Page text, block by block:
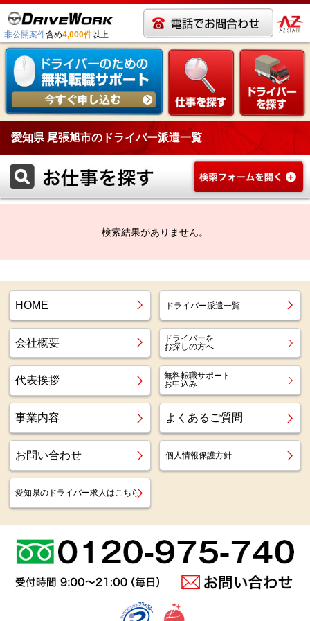
非公開案件含め4,000件以上
愛知県 尾張旭市のドライバー派遣一覧
検索結果がありません。
HOME ドライバー派遣一覧
会社概要
ドライバーを
お探しの方へ
代表挨拶
無料転職サポート
お申込み
事業内容 よくあるご質問
お問い合わせ 個人情報保護方針
愛知県のドライバー求人はこちら